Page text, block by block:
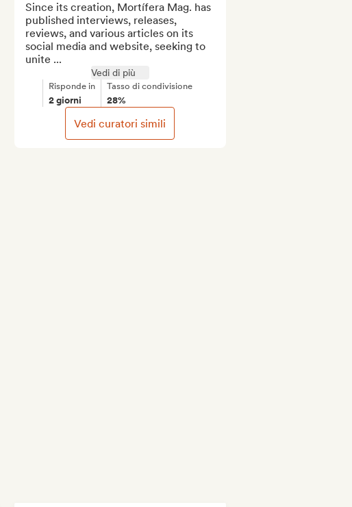
Since its creation, Mortífera Mag. has
published interviews, releases,
reviews, and various articles on its
social media and website, seeking to
unite ...
Vedi di più
Risponde in
2 giorni
Tasso di condivisione
28%
Vedi curatori simili